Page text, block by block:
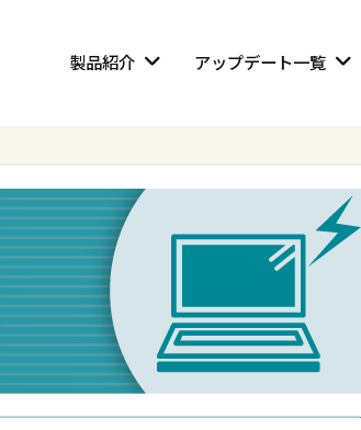
製品紹介 アップデート一覧